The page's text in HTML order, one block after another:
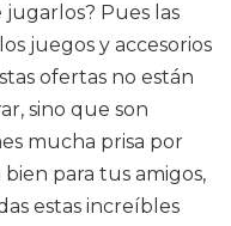
jugarlos? Pues las
juegos y accesorios
ofertas no están
sino que son
mucha prisa por
para tus amigos,
estas increíbles